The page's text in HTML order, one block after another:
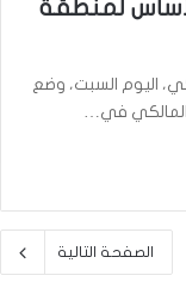
لمنطقة
اليوم السبت، وضع
في…
الصفحة التالية